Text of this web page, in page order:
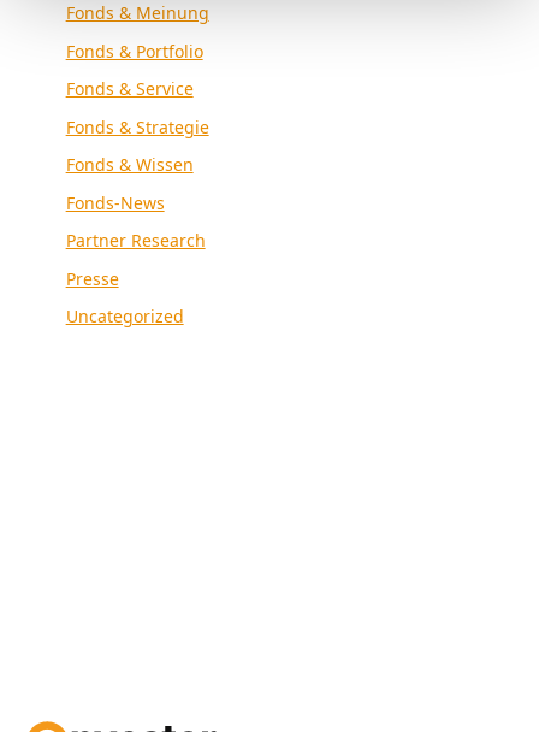
Fonds & Meinung
Fonds & Portfolio
Fonds & Service
Fonds & Strategie
Fonds & Wissen
Fonds-News
Partner Research
Presse
Uncategorized